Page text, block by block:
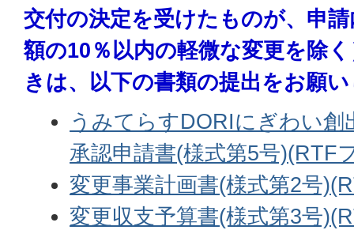
交付の決定を受けたものが、申
額の10％以内の軽微な変更を除
きは、以下の書類の提出をお願
うみてらすDORIにぎわい創
承認申請書(様式第5号)(RTF
変更事業計画書(様式第2号
変更収支予算書(様式第3号